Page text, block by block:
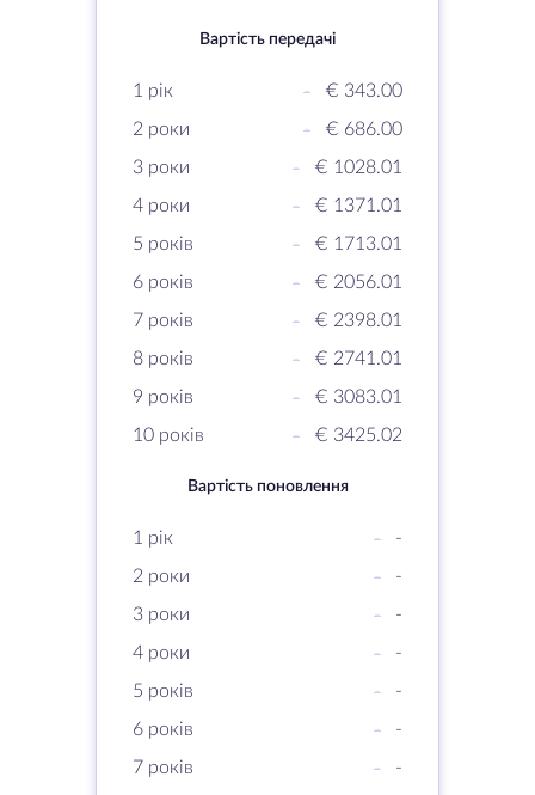
Вартість передачі
1 рік -
€ 343.00
2 роки
-
€ 686.00
3 роки
-
€ 1028.01
4 роки
-
€ 1371.01
5 років
-
€ 1713.01
6 років
-
€ 2056.01
7 років
-
€ 2398.01
8 років
-
€ 2741.01
9 років
-
€ 3083.01
10 років
- € 3425.02
Вартість поновлення
1 рік -
-
2 роки
-
-
3 роки
-
-
4 роки
-
-
5 років
-
-
6 років
-
-
7 років
-
-